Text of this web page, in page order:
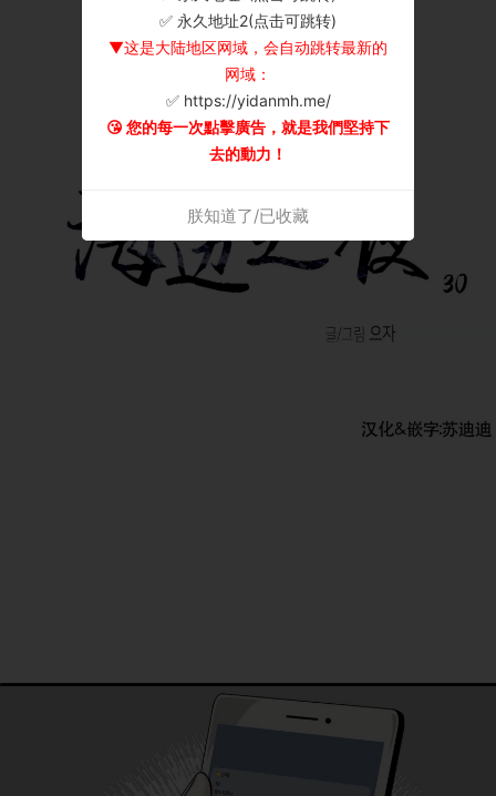
✅ 永久地址2(点击可跳转)
▼这是大陆地区网域，会自动跳转最新的
网域：
✅ https://yidanmh.me/
😘 您的每一次點擊廣告，就是我們堅持下
去的動力！
朕知道了/已收藏